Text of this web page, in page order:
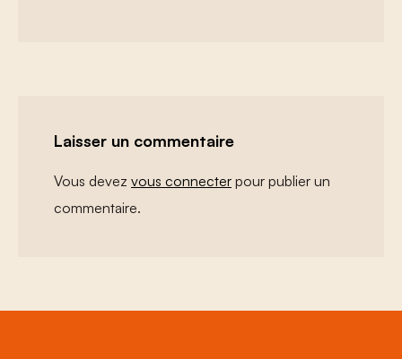
Laisser un commentaire
Vous devez vous connecter pour publier un
commentaire.